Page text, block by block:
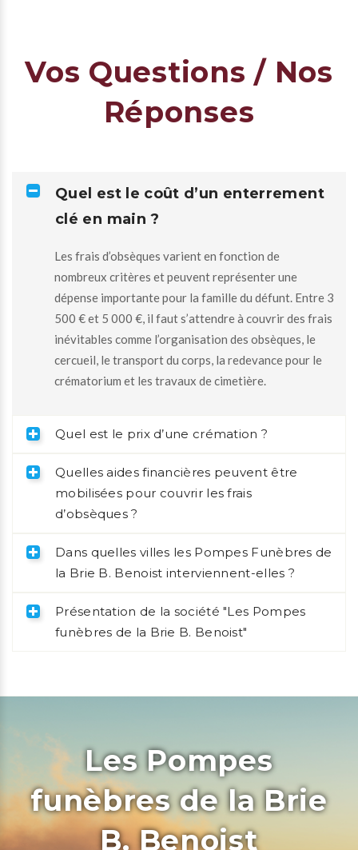
Vos Questions / Nos
Réponses
Quel est le coût d’un enterrement
clé en main ?
Les frais d’obsèques varient en fonction de
nombreux critères et peuvent représenter une
dépense importante pour la famille du défunt. Entre 3
500 € et 5 000 €, il faut s’attendre à couvrir des frais
inévitables comme l’organisation des obsèques, le
cercueil, le transport du corps, la redevance pour le
crématorium et les travaux de cimetière.
Quel est le prix d’une crémation ?
Quelles aides financières peuvent être
mobilisées pour couvrir les frais
d’obsèques ?
Dans quelles villes les Pompes Funèbres de
la Brie B. Benoist interviennent-elles ?
Présentation de la société "Les Pompes
funèbres de la Brie B. Benoist"
Les Pompes
funèbres de la Brie
B. Benoist